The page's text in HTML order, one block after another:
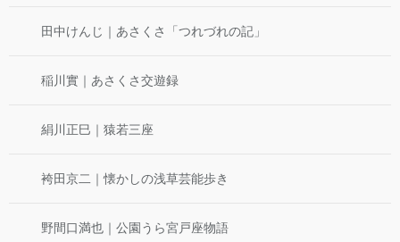
田中けんじ｜あさくさ「つれづれの記」
稲川實｜あさくさ交遊録
絹川正巳｜猿若三座
袴田京二｜懐かしの浅草芸能歩き
野間口満也｜公園うら宮戸座物語